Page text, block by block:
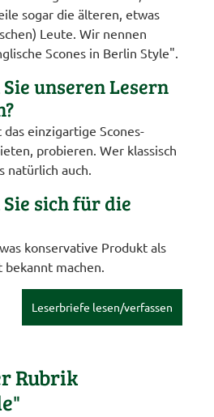
sogar die älteren, etwas
Leute. Wir nennen
Scones in Berlin Style".
unseren Lesern
einzigartige Scones-
probieren. Wer klassisch
natürlich auch.
sich für die
konservative Produkt als
machen.
Leserbriefe lesen/verfassen
Rubrik